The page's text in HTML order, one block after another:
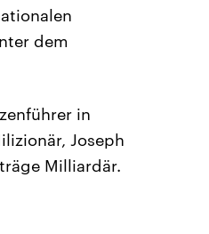
dem
in
Joseph
Milliardär.